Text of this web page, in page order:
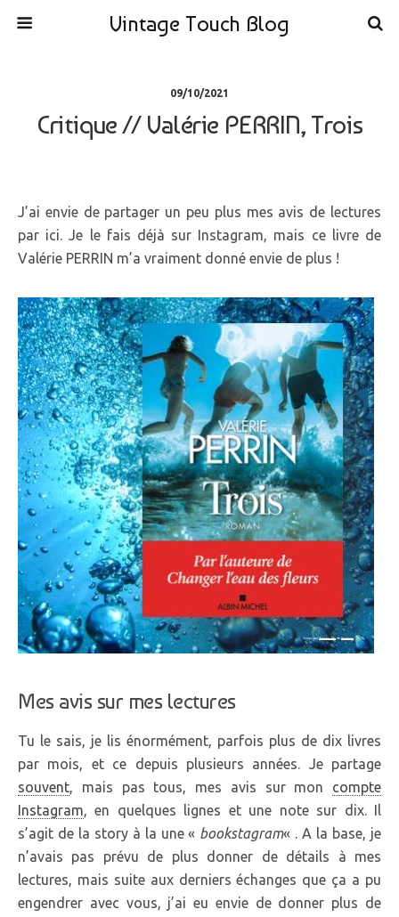
Vintage Touch Blog
09/10/2021
Critique // Valérie PERRIN, Trois
J’ai envie de partager un peu plus mes avis de lectures
par ici. Je le fais déjà sur Instagram, mais ce livre de
Valérie PERRIN m’a vraiment donné envie de plus !
Mes avis sur mes lectures
Tu le sais, je lis énormément, parfois plus de dix livres
par mois, et ce depuis plusieurs années. Je partage
souvent, mais pas tous, mes avis sur mon compte
Instagram, en quelques lignes et une note sur dix. Il
s’agit de la story à la une « bookstagram« . A la base, je
n’avais pas prévu de plus donner de détails à mes
lectures, mais suite aux derniers échanges que ça a pu
engendrer avec vous, j’ai eu envie de donner plus de